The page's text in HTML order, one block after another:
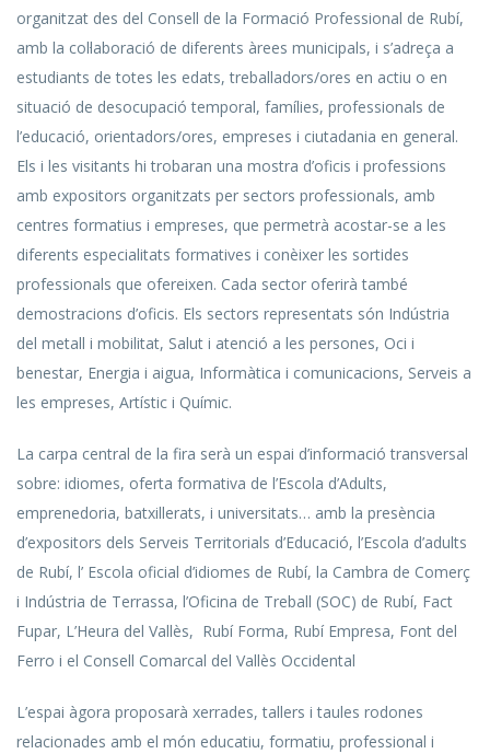
organitzat des del Consell de la Formació Professional de Rubí,
amb la col·laboració de diferents àrees municipals, i s’adreça a
estudiants de totes les edats, treballadors/ores en actiu o en
situació de desocupació temporal, famílies, professionals de
l’educació, orientadors/ores, empreses i ciutadania en general.
Els i les visitants hi trobaran una mostra d’oficis i professions
amb expositors organitzats per sectors professionals, amb
centres formatius i empreses, que permetrà acostar-se a les
diferents especialitats formatives i conèixer les sortides
professionals que ofereixen. Cada sector oferirà també
demostracions d’oficis. Els sectors representats són Indústria
del metall i mobilitat, Salut i atenció a les persones, Oci i
benestar, Energia i aigua, Informàtica i comunicacions, Serveis a
les empreses, Artístic i Químic.
La carpa central de la fira serà un espai d’informació transversal
sobre: idiomes, oferta formativa de l’Escola d’Adults,
emprenedoria, batxillerats, i universitats… amb la presència
d’expositors dels Serveis Territorials d’Educació, l’Escola d’adults
de Rubí, l’ Escola oficial d’idiomes de Rubí, la Cambra de Comerç
i Indústria de Terrassa, l’Oficina de Treball (SOC) de Rubí, Fact
Fupar, L’Heura del Vallès, Rubí Forma, Rubí Empresa, Font del
Ferro i el Consell Comarcal del Vallès Occidental
L’espai àgora proposarà xerrades, tallers i taules rodones
relacionades amb el món educatiu, formatiu, professional i